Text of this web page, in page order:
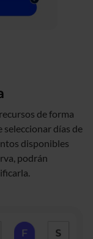
de forma
días de
disponibles
podrán